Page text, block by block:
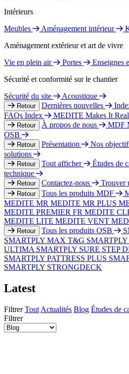
Intérieurs
Meubles
Aménagement intérieur
Aménagement extérieur et art de vivre
Vie en plein air
Portes
Enseignes
Sécurité et conformité sur le chantier
Sécurité du site
Acoustique
Retour Dernières nouvelles
FAQs Index
MEDITE Makes It Real
Retour À propos de nous MDF
OSB
Retour Présentation Nos
solutions
Retour Tout afficher Études de
technique
Retour Contactez-nous Trouver
Retour Tous les produits MDF
MEDITE MR MEDITE MR PLUS
MEDITE PREMIER FR MEDITE
MEDITE LITE MEDITE VENT
Retour Tous les produits OSB
SMARTPLY MAX T&G
ULTIMA SMARTPLY SURE STEP
SMARTPLY PATTRESS PLUS
SMARTPLY STRONGDECK
Latest
Filtrer Tout Actualités Blog Études de
Filtrer